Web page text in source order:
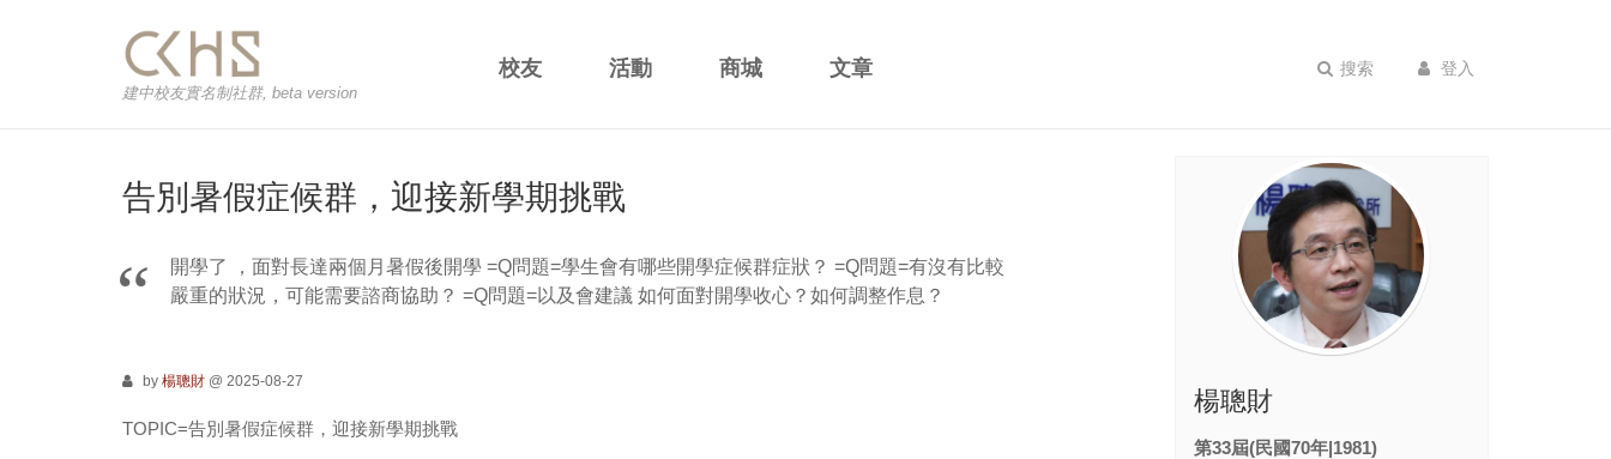
建中校友實名制社群, beta version
校友 活動 商城 文章 搜索 登入
告別暑假症候群，迎接新學期挑戰
開學了 ，面對長達兩個月暑假後開學 =Q問題=學生會有哪些開學症候群症狀？ =Q問題=有沒有比較
嚴重的狀況，可能需要諮商協助？ =Q問題=以及會建議 如何面對開學收心？如何調整作息？
by 楊聰財 @ 2025-08-27
TOPIC=告別暑假症候群，迎接新學期挑戰
楊聰財
第33屆(民國70年|1981)